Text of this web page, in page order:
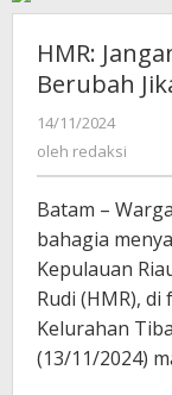
HMR:
Berubah
14/11/2024
redaksi
oleh redaksi
Batam –
bahagia
Kepulauan
Rudi (HMR),
Kelurahan
(13/11/2024)